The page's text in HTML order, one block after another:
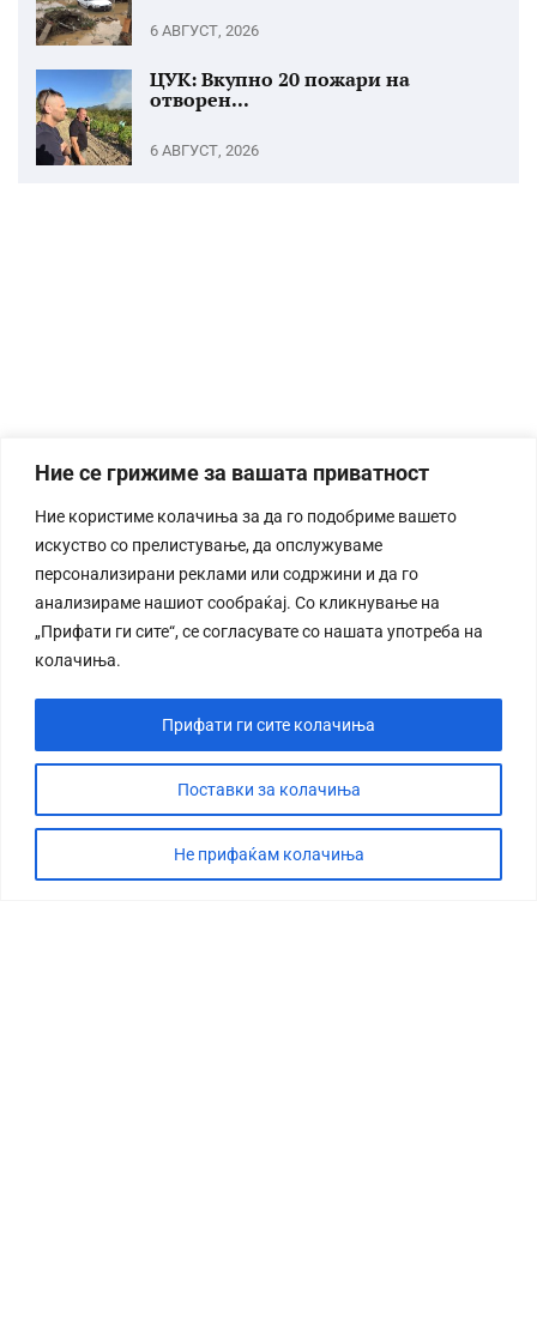
Ние се грижиме за вашата приватност
Ние користиме колачиња за да го подобриме вашето
искуство со прелистување, да опслужуваме
персонализирани реклами или содржини и да го
анализираме нашиот сообраќај. Со кликнување на
„Прифати ги сите“, се согласувате со нашата употреба на
колачиња.
Поставки за колачиња
Не прифаќам колачиња
Прифати ги сите колачиња
6 АВГУСТ, 2026
ЦУК: Вкупно 20 пожари на
отворен...
6 АВГУСТ, 2026